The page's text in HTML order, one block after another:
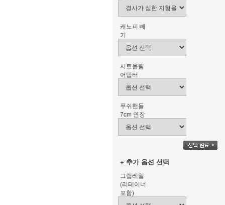
캐노피 빼
기
시트올림
어댑터
푸쉬핸들
7cm 연장
+ 추가 옵션 선택
그랩레일
(리테이너
포함)